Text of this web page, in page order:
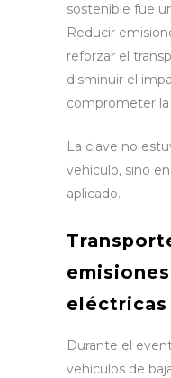
sostenible fue
Reducir
reforzar el
disminuir el
comprometer la
La clave no
vehículo, sino
aplicado.
Durante el
vehículos de